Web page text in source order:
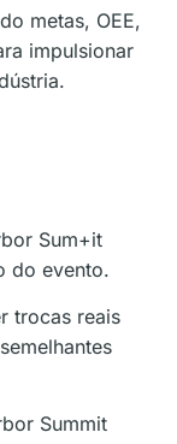
metas, OEE,
impulsionar
Sum+it
do evento.
trocas reais
Summit